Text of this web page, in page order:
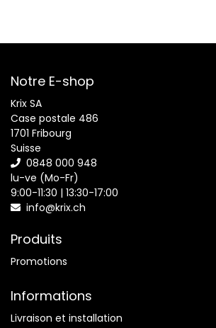
Notre E-shop
Krix SA
Case postale 486
1701 Fribourg
Suisse
0848 000 948
lu-ve (Mo-Fr)
9:00-11:30 | 13:30-17:00
info@krix.ch
Produits
Promotions
Informations
Livraison et installation